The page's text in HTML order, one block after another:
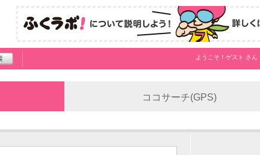
ようこそ！ ゲスト さん
ココサーチ(GPS)